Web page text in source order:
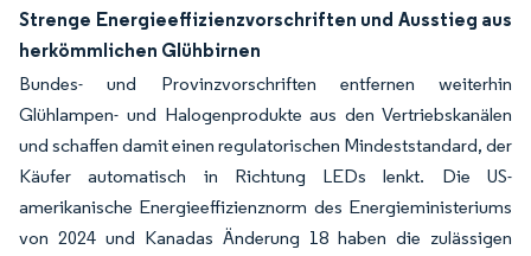
Strenge Energieeffizienzvorschriften und Ausstieg aus
herkömmlichen Glühbirnen
Bundes- und Provinzvorschriften entfernen weiterhin
Glühlampen- und Halogenprodukte aus den Vertriebskanälen
und schaffen damit einen regulatorischen Mindeststandard, der
Käufer automatisch in Richtung LEDs lenkt. Die US-
amerikanische Energieeffizienznorm des Energieministeriums
von 2024 und Kanadas Änderung 18 haben die zulässigen